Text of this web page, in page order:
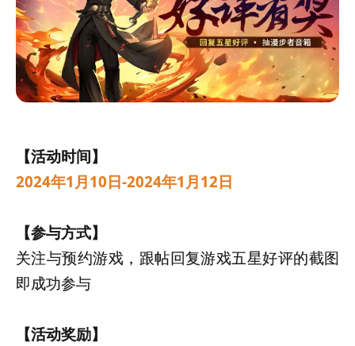
【活动时间】
2024年1月10日-2024年1月12日
【参与方式】
关注与预约游戏，跟帖回复游戏五星好评的截图
即成功参与
【活动奖励】